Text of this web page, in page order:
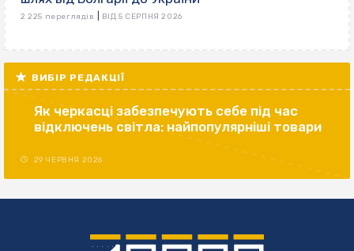
2 225 переглядів ВІД 5 СЕРПНЯ 2026
ВИБІР РЕДАКЦІЇ
Як черкасці забезпечують себе під час
відключень світла: найпопулярніші товари
29 ЧЕРВНЯ 2026